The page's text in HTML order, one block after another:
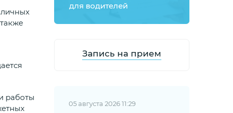
работы
для водителей
Запись на прием
05 августа 2026 11:29